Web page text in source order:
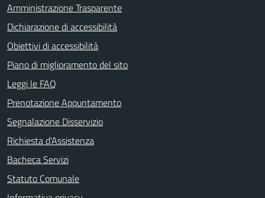
Amministrazione Trasparente
Dichiarazione di accessibilità
Obiettivi di accessibilità
Piano di miglioramento del sito
Leggi le FAQ
Prenotazione Appuntamento
Segnalazione Disservizio
Richiesta d'Assistenza
Bacheca Servizi
Statuto Comunale